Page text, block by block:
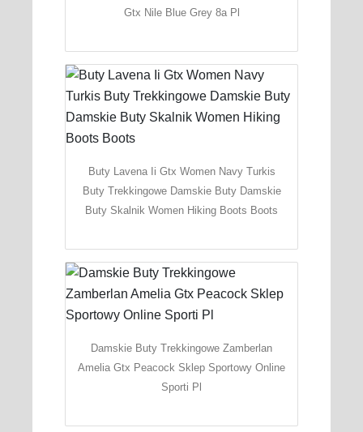
Gtx Nile Blue Grey 8a Pl
Buty Lavena Ii Gtx Women Navy Turkis
Buty Trekkingowe Damskie Buty Damskie
Buty Skalnik Women Hiking Boots Boots
Damskie Buty Trekkingowe Zamberlan
Amelia Gtx Peacock Sklep Sportowy Online
Sporti Pl